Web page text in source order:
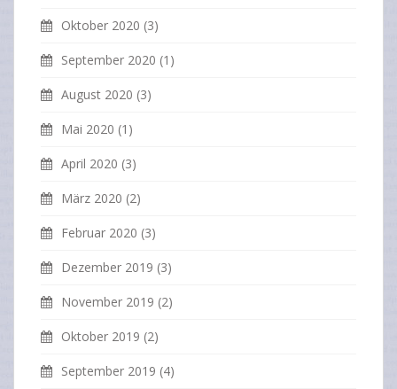
Oktober 2020 (3)
September 2020 (1)
August 2020 (3)
Mai 2020 (1)
April 2020 (3)
März 2020 (2)
Februar 2020 (3)
Dezember 2019 (3)
November 2019 (2)
Oktober 2019 (2)
September 2019 (4)